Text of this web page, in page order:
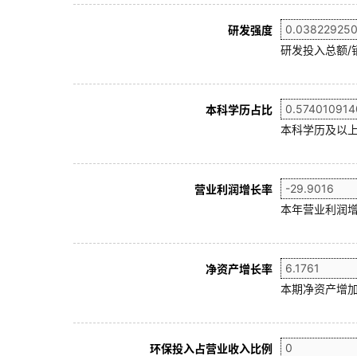
研发强度
研发投入总额/
本科学历占比
本科学历及以
营业利润增长率
本年营业利润
净资产增长率
本期净资产增
环保投入占营业收入比例